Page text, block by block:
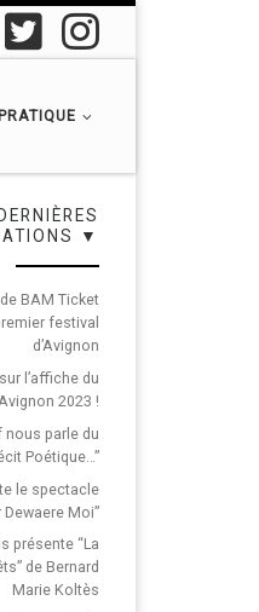
PRATIQUE
▼
BAM Ticket
festival
d’Avignon
l’affiche du
2023 !
nous parle du
Poétique…”
le spectacle
Dewaere Moi”
présente “La
de Bernard
Marie Koltès